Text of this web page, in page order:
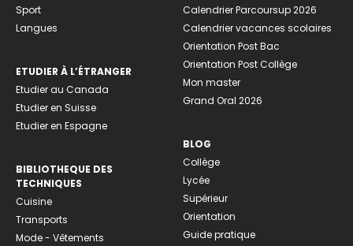
Sport
Langues
ETUDIER À L’ÉTRANGER
Etudier au Canada
Etudier en Suisse
Etudier en Espagne
BIBLIOTHEQUE DES
TECHNIQUES
Cuisine
Transports
Mode - Vêtements
Calendrier Parcoursup 2026
Calendrier vacances scolaires
Orientation Post Bac
Orientation Post Collège
Mon master
Grand Oral 2026
BLOG
Collège
Lycée
Supérieur
Orientation
Guide pratique